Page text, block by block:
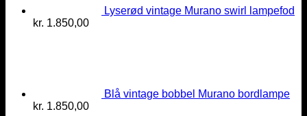
Lyserød vintage Murano swirl lampefod
kr. 1.850,00
Blå vintage bobbel Murano bordlampe
kr. 1.850,00